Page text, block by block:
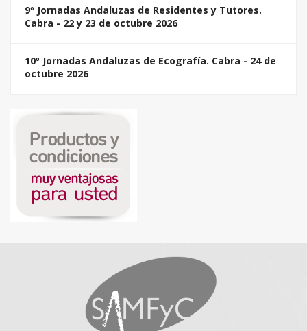
9º Jornadas Andaluzas de Residentes y Tutores.
Cabra - 22 y 23 de octubre 2026
10º Jornadas Andaluzas de Ecografía. Cabra - 24 de
octubre 2026